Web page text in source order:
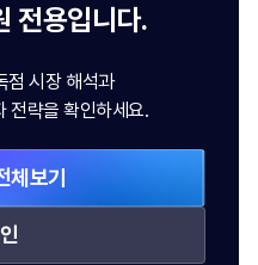
전용입니다.
점 시장 해석과
전략을 확인하세요.
체보기